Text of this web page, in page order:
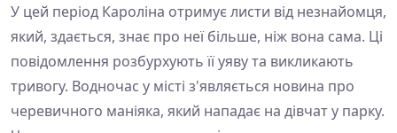
У цей період Кароліна отримує листи від незнайомця,
який, здається, знає про неї більше, ніж вона сама. Ці
повідомлення розбурхують її уяву та викликають
тривогу. Водночас у місті з'являється новина про
черевичного маніяка, який нападає на дівчат у парку.